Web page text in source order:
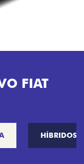
FIAT
HÍBRIDOS